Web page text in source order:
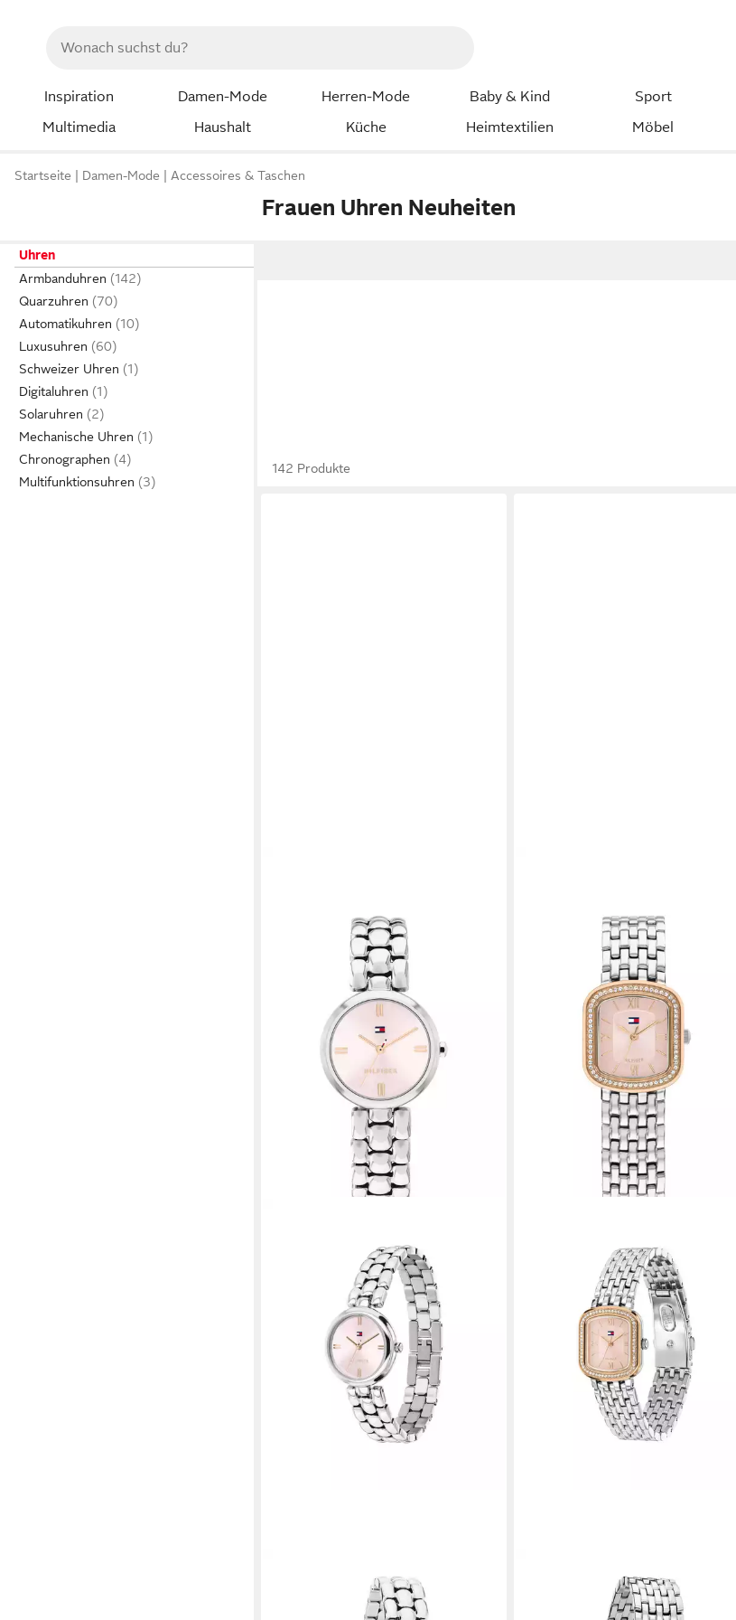
Inspiration Damen-Mode Herren-Mode Baby & Kind Sport
Multimedia
Haushalt Küche Heimtextilien Möbel
Startseite Damen-Mode Accessoires & Taschen
Frauen Uhren Neuheiten
Uhren
Armbanduhren
Quarzuhren
Automatikuhren
Luxusuhren
Schweizer Uhren
Digitaluhren
Solaruhren
Mechanische Uhren
Chronographen
Multifunktionsuhren
142 Produkte
Quarzuhr ANNIE 1782926
Quarzuhr ABBY 1782925